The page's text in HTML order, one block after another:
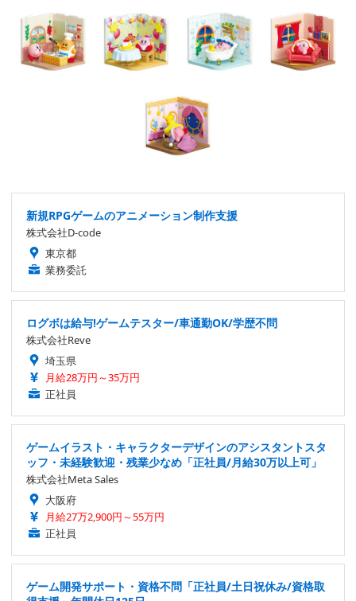
新規RPGゲームのアニメーション制作支援
株式会社D-code
東京都
業務委託
ログボは給与!ゲームテスター/車通勤OK/学歴不問
株式会社Reve
埼玉県
月給28万円～35万円
正社員
ゲームイラスト・キャラクターデザインのアシスタントスタ
ッフ・未経験歓迎・残業少なめ「正社員/月給30万以上可」
株式会社Meta Sales
大阪府
月給27万2,900円～55万円
正社員
ゲーム開発サポート・資格不問「正社員/土日祝休み/資格取